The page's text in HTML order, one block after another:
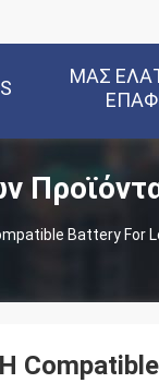
ΜΑΣ
Battery For